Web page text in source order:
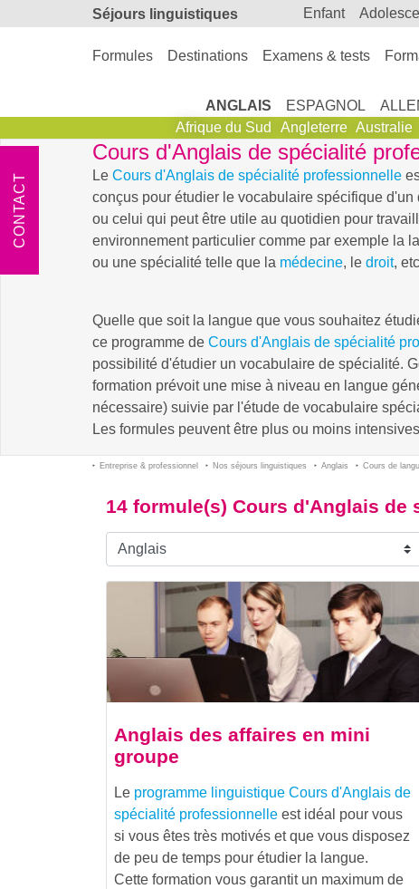
Séjours linguistiques enfant
Formules Destinations Examens & tests
ANGLAIS ESPAGNOL
Afrique du Sud
Angleterre Australie
Cours d'Anglais de spécialité
Le Cours d'Anglais de spécialité professionnelle
conçus pour étudier le vocabulaire spécifique d'un
ou celui qui peut être utile au quotidien pour
environnement particulier comme par exemple la
ou une spécialité telle que la médecine, le droit,
Quelle que soit la langue que vous souhaitez
ce programme de Cours d'Anglais de spécialité
possibilité d'étudier un vocabulaire de spécialité.
formation prévoit une mise à niveau en langue
nécessaire) suivie par l'étude de vocabulaire
Les formules peuvent être plus ou moins
Entreprise & professionnel Nos séjours linguistiques Anglais Cours de
14 formule(s) Cours d'Anglais de
Anglais des affaires en mini
groupe
Le programme linguistique Cours d'Anglais de
spécialité professionnelle est idéal pour vous
si vous êtes très motivés et que vous disposez
de peu de temps pour étudier la langue.
Cette formation vous garantit un maximum de
CONTACT